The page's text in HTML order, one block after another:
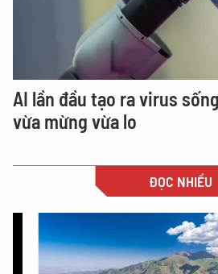
AI lần đầu tạo ra virus
vừa mừng vừa lo
ĐỌC NHIỀU